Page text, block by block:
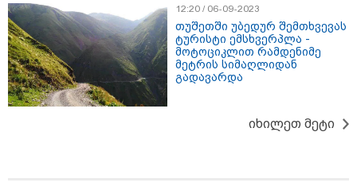
17:12 / 07-08-2026
ორთოდონტია – რატომ უნდა
უმკურნალოთ თანკბილვის
დარღვევებს დროულად?
12:20 / 06-09-2023
თუშეთში უბედურ შემთხვევას
ტურისტი ემსხვერპლა -
მოტოციკლით რამდენიმე
მეტრის სიმაღლიდან
გადავარდა
იხილეთ მეტი